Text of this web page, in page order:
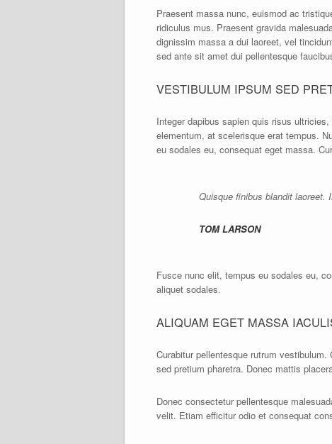
Praesent massa nunc, euismod ac
ridiculus mus. Praesent gravida
dignissim massa a dui laoreet, vel
sed ante sit amet dui pellentesque
VESTIBULUM IPSUM SED
Integer dapibus sapien quis risus
elementum, at scelerisque erat tempus.
eu sodales eu, consequat eget massa.
Quisque finibus blandit laoreet.
TOM LARSON
Fusce nunc elit, tempus eu sodales eu,
aliquet sodales.
ALIQUAM EGET MASSA
Curabitur pellentesque rutrum
sed pretium pharetra. Donec mattis
Donec consectetur pellentesque
velit. Etiam efficitur odio et consequat